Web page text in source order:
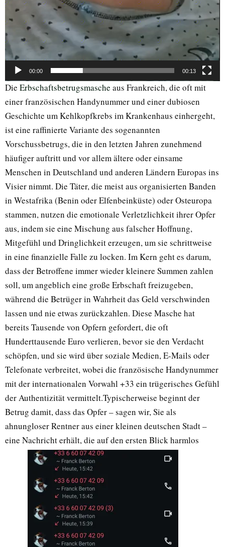
00:00 00:13
Die Erbschaftsbetrugsmasche aus Frankreich, die oft mit
einer französischen Handynummer und einer dubiosen
Geschichte um Kehlkopfkrebs im Krankenhaus einhergeht,
ist eine raffinierte Variante des sogenannten
Vorschussbetrugs, die in den letzten Jahren zunehmend
häufiger auftritt und vor allem ältere oder einsame
Menschen in Deutschland und anderen Ländern Europas ins
Visier nimmt. Die Täter, die meist aus organisierten Banden
in Westafrika (Benin oder Elfenbeinküste) oder Osteuropa
stammen, nutzen die emotionale Verletzlichkeit ihrer Opfer
aus, indem sie eine Mischung aus falscher Hoffnung,
Mitgefühl und Dringlichkeit erzeugen, um sie schrittweise
in eine finanzielle Falle zu locken. Im Kern geht es darum,
dass der Betroffene immer wieder kleinere Summen zahlen
soll, um angeblich eine große Erbschaft freizugeben,
während die Betrüger in Wahrheit das Geld verschwinden
lassen und nie etwas zurückzahlen. Diese Masche hat
bereits Tausende von Opfern gefordert, die oft
Hunderttausende Euro verlieren, bevor sie den Verdacht
schöpfen, und sie wird über soziale Medien, E-Mails oder
Telefonate verbreitet, wobei die französische Handynummer
mit der internationalen Vorwahl +33 ein trügerisches Gefühl
der Authentizität vermittelt.Typischerweise beginnt der
Betrug damit, dass das Opfer – sagen wir, Sie als
ahnungloser Rentner aus einer kleinen deutschen Stadt –
eine Nachricht erhält, die auf den ersten Blick harmlos